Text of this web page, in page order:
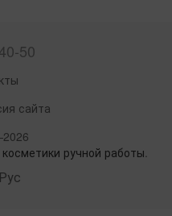
50
сайта
ручной работы
Рус